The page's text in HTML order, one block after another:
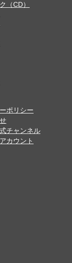
（CD）
ポリシー
チャンネル
カウント